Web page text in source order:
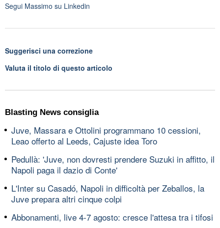
Segui Massimo su Linkedin
Suggerisci una correzione
Valuta il titolo di questo articolo
Blasting News consiglia
Juve, Massara e Ottolini programmano 10 cessioni,
Leao offerto al Leeds, Cajuste idea Toro
Pedullà: 'Juve, non dovresti prendere Suzuki in affitto, il
Napoli paga il dazio di Conte'
L'Inter su Casadó, Napoli in difficoltà per Zeballos, la
Juve prepara altri cinque colpi
Abbonamenti, live 4-7 agosto: cresce l'attesa tra i tifosi